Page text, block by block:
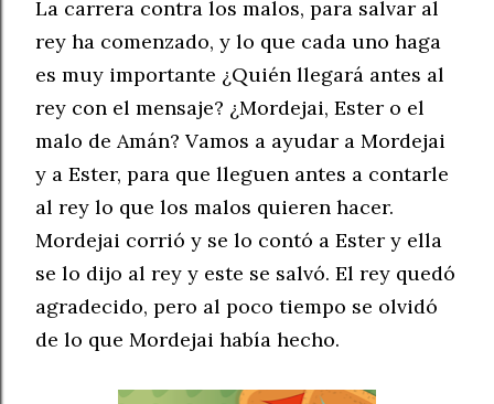
La carrera contra los malos, para salvar al
rey ha comenzado, y lo que cada uno haga
es muy importante ¿Quién llegará antes al
rey con el mensaje? ¿Mordejai, Ester o el
malo de Amán? Vamos a ayudar a Mordejai
y a Ester, para que lleguen antes a contarle
al rey lo que los malos quieren hacer.
Mordejai corrió y se lo contó a Ester y ella
se lo dijo al rey y este se salvó. El rey quedó
agradecido, pero al poco tiempo se olvidó
de lo que Mordejai había hecho.